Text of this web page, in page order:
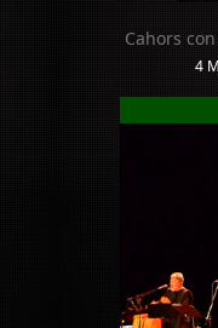
Cahors
4